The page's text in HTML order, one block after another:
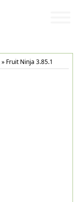
»Fruit Ninja 3.85.1